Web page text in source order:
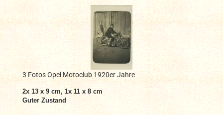
3 Fotos Opel Motoclub 1920er Jahre
2x 13 x 9 cm, 1x 11 x 8 cm
Guter Zustand